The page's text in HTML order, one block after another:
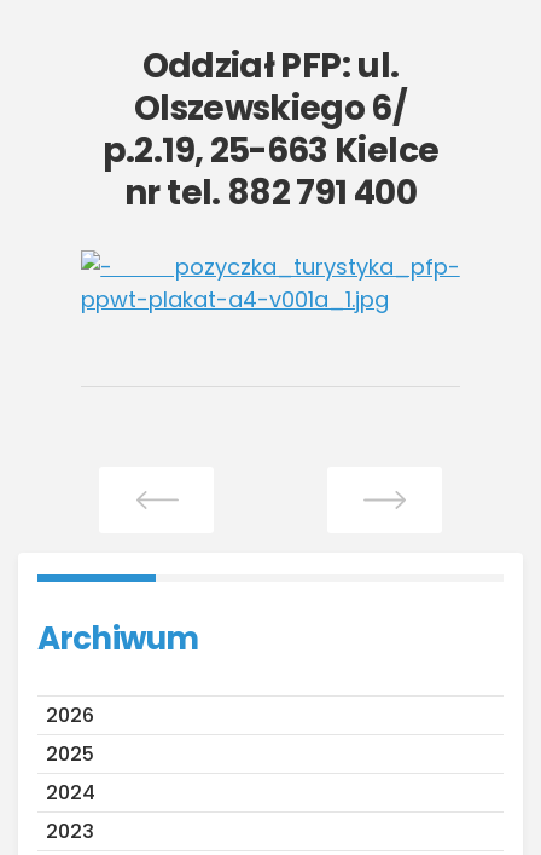
Archiwum
2026
2025
2024
2023
Oddział PFP: ul.
Olszewskiego 6/
p.2.19, 25-663 Kielce
nr tel. 882 791 400